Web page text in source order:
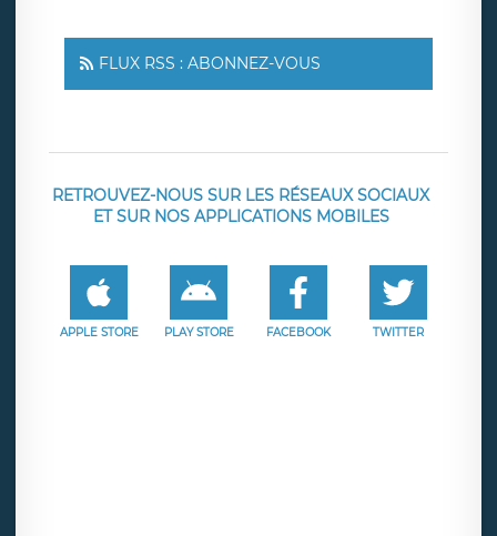
FLUX RSS : ABONNEZ-VOUS
RETROUVEZ-NOUS SUR LES RÉSEAUX SOCIAUX
ET SUR NOS APPLICATIONS MOBILES
APPLE STORE PLAY STORE FACEBOOK TWITTER